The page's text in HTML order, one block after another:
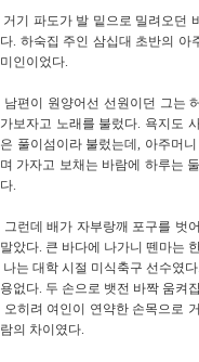
거기 파도가 발 밑으로 밀려오던
다. 하숙집 주인 삼십대 초반의 아
미인이었다.
남편이 원양어선 선원이던 그는
가보자고 노래를 불렀다. 욕지도
은 풀이섬이라 불렀는데, 아주머
며 가자고 보채는 바람에 하루는
다.
그런데 배가 자부랑깨 포구를 벗
말았다. 큰 바다에 나가니 뗀마는
나는 대학 시절 미식축구 선수였
용없다. 두 손으로 뱃전 바짝 움켜
오히려 여인이 연약한 손목으로
람의 차이였다.